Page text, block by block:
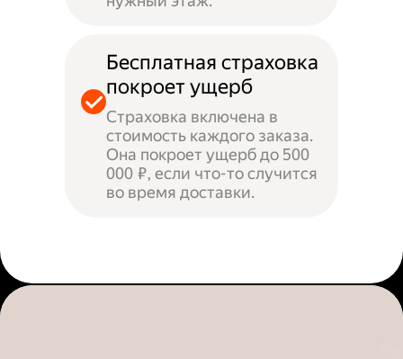
Бесплатная страховка
покроет ущерб
Страховка включена в
стоимость каждого заказа.
Она покроет ущерб до 500
000 ₽, если что-то случится
во время доставки.